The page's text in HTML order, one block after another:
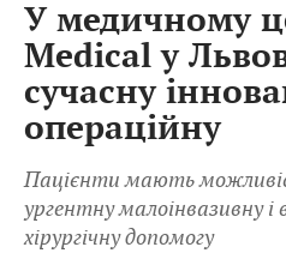
У медичному
Medical у
сучасну
операційну
Пацієнти мають
ургентну малоінвазивну і
хірургічну допомогу